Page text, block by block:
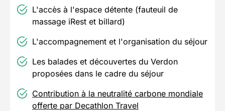
L'accès à l'espace détente (fauteuil de
massage iRest et billard)
L'accompagnement et l'organisation du séjour
Les balades et découvertes du Verdon
proposées dans le cadre du séjour
Contribution à la neutralité carbone mondiale
offerte par Decathlon Travel